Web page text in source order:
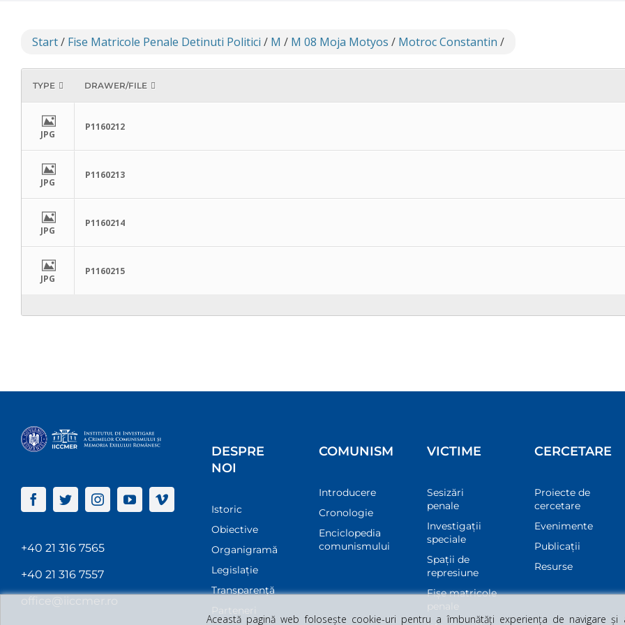
Start/ Fise Matricole Penale Detinuti Politici / M / M 08 Moja Motyos / Motroc Constantin /
TYPE DRAWER/FILE
JPG
P1160212
JPG
P1160213
JPG
P1160214
JPG
P1160215
+40 21 316 7565
+40 21 316 7557
office@iiccmer.ro
DESPRE
NOI
Istoric
Obiective
Organigramă
Legislație
Transparenţă
Parteneri
COMUNISM
Introducere
Cronologie
Enciclopedia
comunismului
VICTIME
Sesizări
penale
Investigații
speciale
Spații de
represiune
Fișe matricole
penale
CERCETARE
Proiecte de
cercetare
Evenimente
Publicații
Resurse
Această pagină web folosește cookie-uri pentru a îmbunătăți experiența de navigare și